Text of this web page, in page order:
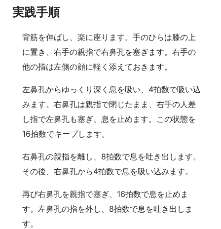
実践手順
背筋を伸ばし、楽に座ります。手のひらは膝の上
に置き、右手の親指で右鼻孔を塞ぎます。右手の
他の指は左側の顔に軽く添えておきます。
左鼻孔からゆっくり深く息を吸い、4拍数で吸い込
みます。右鼻孔は親指で閉じたまま、右手の人差
し指で左鼻孔も塞ぎ、息を止めます。この状態を
16拍数でキープします。
右鼻孔の親指を離し、8拍数で息を吐き出します。
その後、右鼻孔から4拍数で息を吸い込みます。
再び右鼻孔を親指で塞ぎ、16拍数で息を止めま
す。左鼻孔の指を外し、8拍数で息を吐き出しま
す。